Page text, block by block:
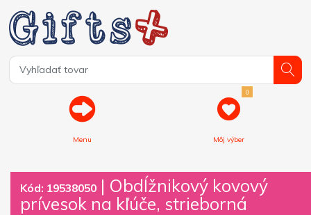
Menu
0
Môj výber
Kód: 19538050 | Obdĺžnikový kovový
prívesok na kľúče, strieborná